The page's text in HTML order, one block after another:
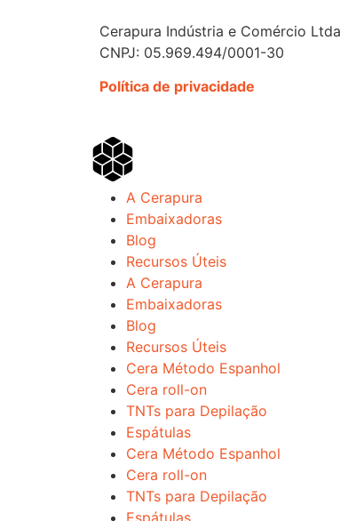
Cerapura Indústria e Comércio Ltda
CNPJ: 05.969.494/0001-30
Política de privacidade
A Cerapura
Embaixadoras
Blog
Recursos Úteis
A Cerapura
Embaixadoras
Blog
Recursos Úteis
Cera Método Espanhol
Cera roll-on
TNTs para Depilação
Espátulas
Cera Método Espanhol
Cera roll-on
TNTs para Depilação
Espátulas